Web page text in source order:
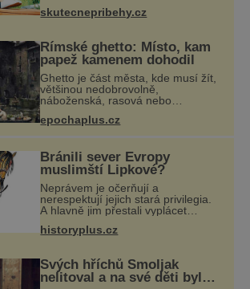
varovala… Babička se mě často
skutecnepribehy.cz
Římské ghetto: Místo, kam
papež kamenem dohodil
Ghetto je část města, kde musí žít,
většinou nedobrovolně,
náboženská, rasová nebo
Bohaté historické zkušenosti mají s
epochaplus.cz
Bránili sever Evropy
muslimští Lipkové?
Neprávem je očerňují a
nerespektují jejich stará privilegia.
A hlavně jim přestali vyplácet
těmto „podrazům“ hlasitě
historyplus.cz
Svých hříchů Smoljak
nelitoval a na své děti byl